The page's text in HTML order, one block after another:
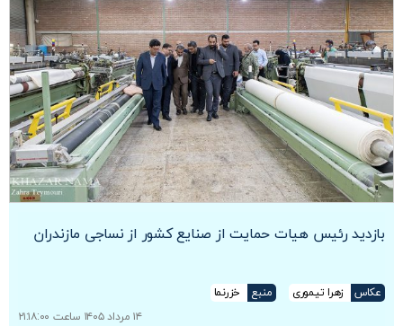
بازدید رئیس هیات حمایت از صنایع کشور از نساجی مازندران
عکاس زهرا تیموری منبع
خزرنما
۱۴ مرداد ۱۴۰۵ ساعت ۲۱:۱۸:۰۰